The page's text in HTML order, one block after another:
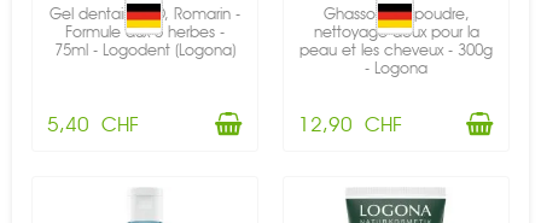
Gel dentaire BIO, Romarin -
Formule aux 5 herbes -
75ml - Logodent (Logona)
5,40 CHF
Ghassoul en poudre,
nettoyage doux pour la
peau et les cheveux - 300g
- Logona
12,90 CHF